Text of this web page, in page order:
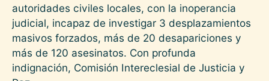
autoridades civiles locales, con la inoperancia
judicial, incapaz de investigar 3 desplazamientos
masivos forzados, más de 20 desapariciones y
más de 120 asesinatos. Con profunda
indignación, Comisión Intereclesial de Justicia y